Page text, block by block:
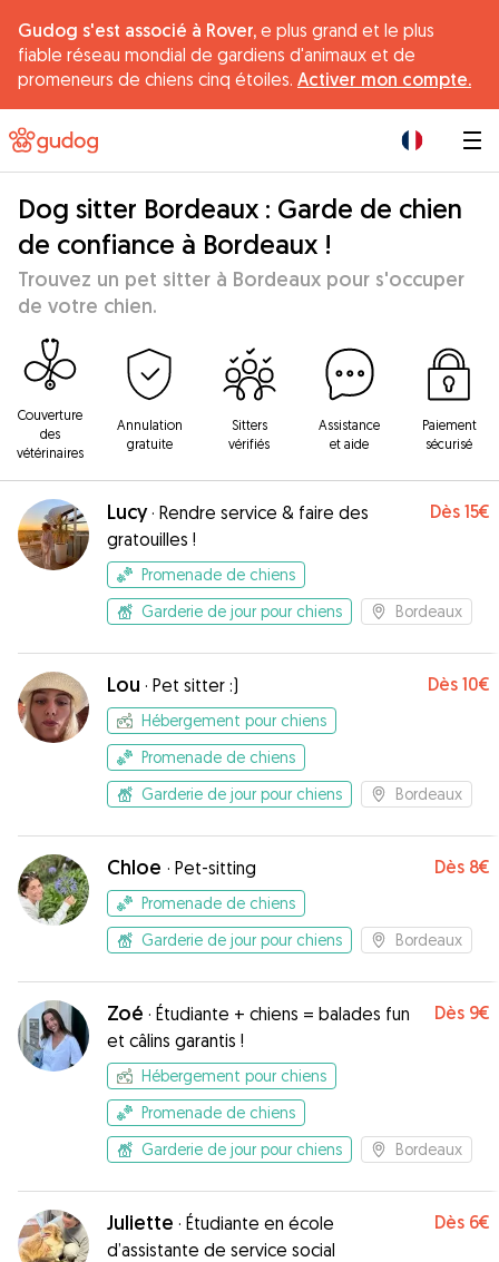
Gudog s'est associé à Rover, e plus grand et le plus
fiable réseau mondial de gardiens d'animaux et de
promeneurs de chiens cinq étoiles. Activer mon compte.
Dog sitter Bordeaux : Garde de chien
de confiance à Bordeaux !
Trouvez un pet sitter à Bordeaux pour s'occuper
de votre chien.
Couverture
des
vétérinaires
Annulation
gratuite
Sitters
vérifiés
Assistance
et aide
Paiement
sécurisé
Lucy· Rendre service & faire des
gratouilles !
Dès 15€
Promenade de chiens
Garderie de jour pour chiens
Bordeaux
Lou · Pet sitter :) Dès 10€
Hébergement pour chiens
Promenade de chiens
Garderie de jour pour chiens
Bordeaux
Chloe · Pet-sitting Dès 8€
Promenade de chiens
Garderie de jour pour chiens
Bordeaux
Zoé · Étudiante + chiens = balades fun
et câlins garantis !
Dès 9€
Hébergement pour chiens
Promenade de chiens
Garderie de jour pour chiens
Bordeaux
Juliette · Étudiante en école
d’assistante de service social
Dès 6€